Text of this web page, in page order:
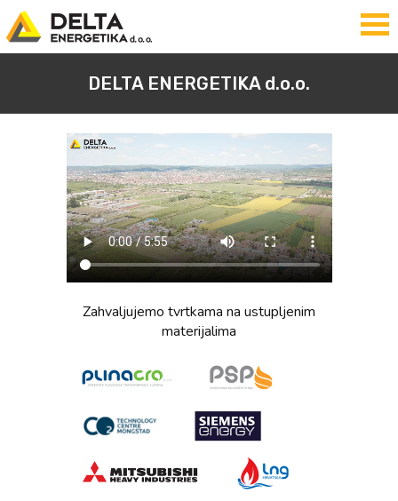
DELTA ENERGETIKA d.o.o.
Zahvaljujemo tvrtkama na ustupljenim
materijalima